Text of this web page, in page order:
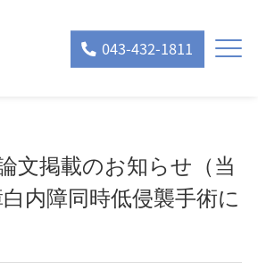
043-432-1811
文掲載のお知らせ（当
内障同時低侵襲手術に